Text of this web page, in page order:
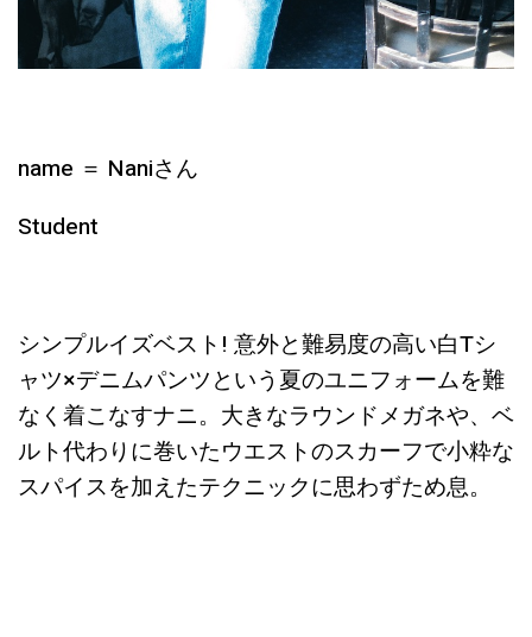
name ＝ Naniさん
Student
シンプルイズベスト! 意外と難易度の高い白Tシ
ャツ×デニムパンツという夏のユニフォームを難
なく着こなすナニ。大きなラウンドメガネや、ベ
ルト代わりに巻いたウエストのスカーフで小粋な
スパイスを加えたテクニックに思わずため息。